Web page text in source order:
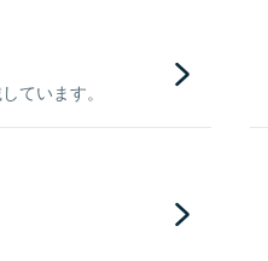
ています。